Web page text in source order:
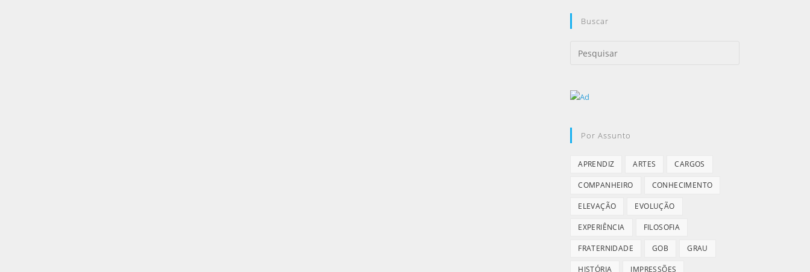
Buscar
Por Assunto
APRENDIZ ARTES CARGOS
COMPANHEIRO CONHECIMENTO
ELEVAÇÃO EVOLUÇÃO
EXPERIÊNCIA FILOSOFIA
FRATERNIDADE GOB GRAU
HISTÓRIA IMPRESSÕES